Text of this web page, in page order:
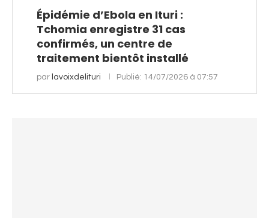
Épidémie d’Ebola en Ituri :
Tchomia enregistre 31 cas
confirmés, un centre de
traitement bientôt installé
par lavoixdelituri Publié: 14/07/2026 à 07:57